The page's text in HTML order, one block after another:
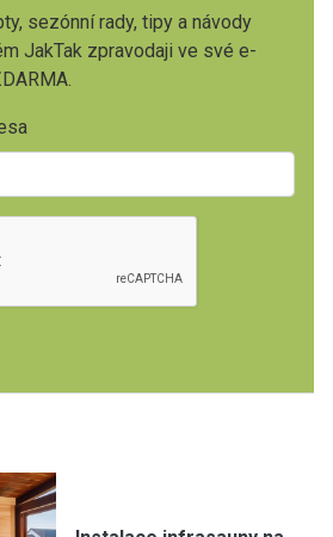
sezónní rady, tipy a návody
JakTak zpravodaji ve své e-